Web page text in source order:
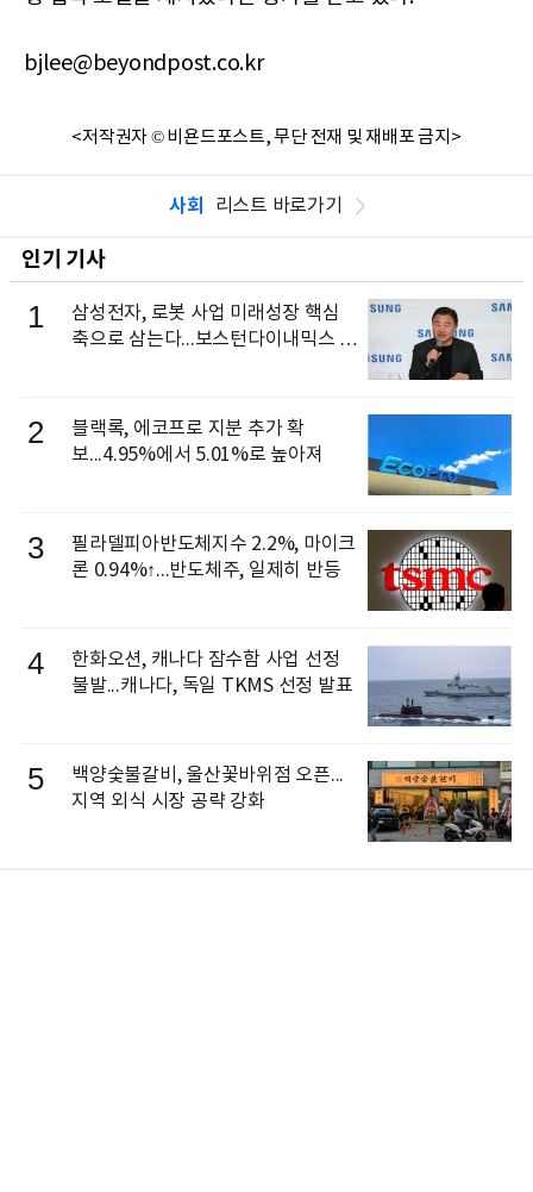
bjlee@beyondpost.co.kr
<저작권자 © 비욘드포스트, 무단 전재 및 재배포 금지>
사회 리스트 바로가기
인기 기사
1
삼성전자, 로봇 사업 미래성장 핵심
축으로 삼는다...보스턴다이내믹스 출
2
블랙록, 에코프로 지분 추가 확
보...4.95%에서 5.01%로 높아져
3
필라델피아반도체지수 2.2%, 마이크
론 0.94%↑...반도체주, 일제히 반등
4
한화오션, 캐나다 잠수함 사업 선정
불발...캐나다, 독일 TKMS 선정 발표
5
백양숯불갈비, 울산꽃바위점 오픈...
지역 외식 시장 공략 강화